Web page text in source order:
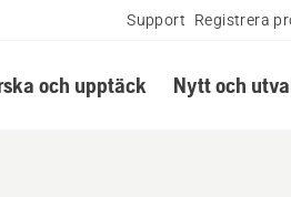
Support Registrera
och upptäck Nytt och